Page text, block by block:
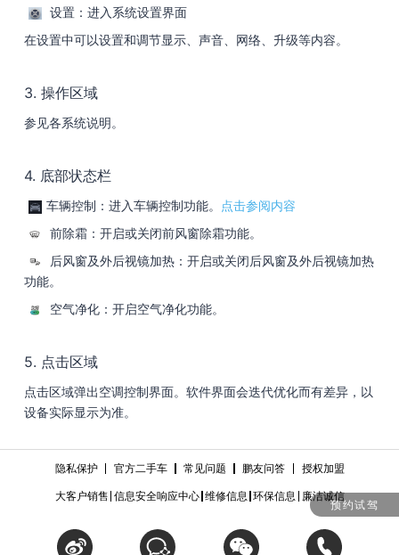
预约试驾
设置：进入系统设置界面
在设置中可以设置和调节显示、声音、网络、升级等内容。
3. 操作区域
参见各系统说明。
4. 底部状态栏
车辆控制：进入车辆控制功能。
点击参阅内容
前除霜：开启或关闭前风窗除霜功能。
后风窗及外后视镜加热：开启或关闭后风窗及外后视镜加热
功能。
空气净化：开启空气净化功能。
5. 点击区域
点击区域弹出空调控制界面。软件界面会迭代优化而有差异，以
设备实际显示为准。
隐私保护 官方二手车 常见问题 鹏友问答 授权加盟
大客户销售 信息安全响应中心 维修信息 环保信息 廉洁诚信